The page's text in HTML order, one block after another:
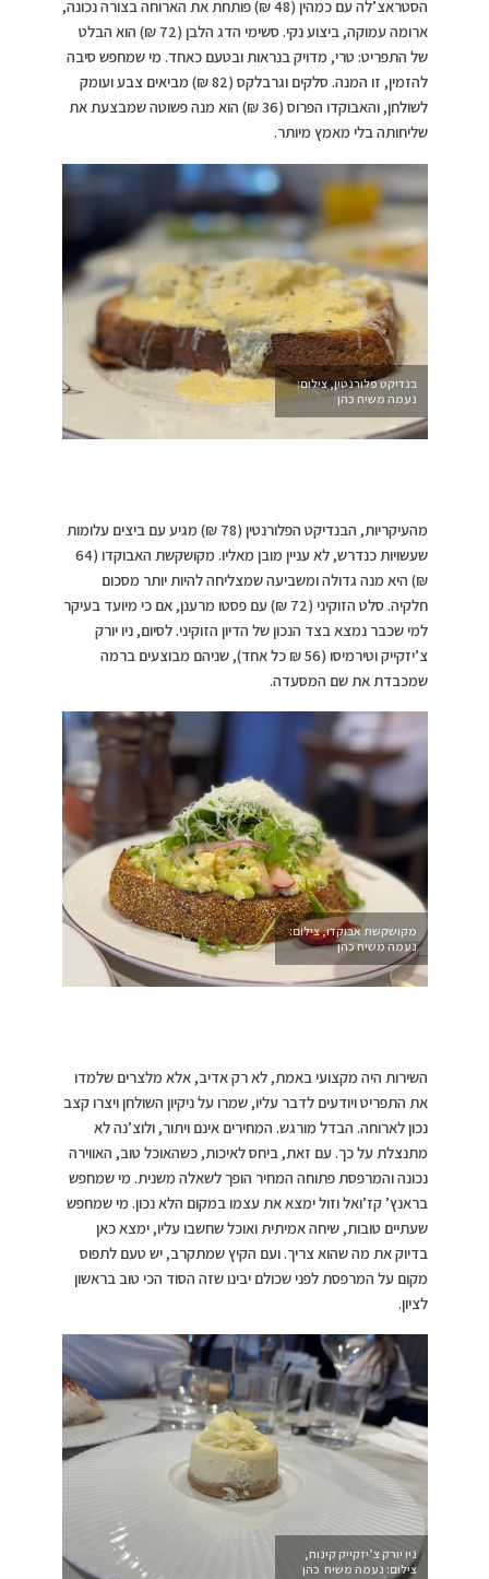
הסטראצ’לה עם כמהין (48 ₪) פותחת את הארוחה בצורה נכונה,
ארומה עמוקה, ביצוע נקי. סשימי הדג הלבן (72 ₪) הוא הבלט
של התפריט: טרי, מדויק בנראות ובטעם כאחד. מי שמחפש סיבה
להזמין, זו המנה. סלקים וגרבלקס (82 ₪) מביאים צבע ועומק
לשולחן, והאבוקדו הפרוס (36 ₪) הוא מנה פשוטה שמבצעת את
שליחותה בלי מאמץ מיותר.
בנדיקט פלורנטין, צילום:
נעמה משיח כהן
מהעיקריות, הבנדיקט הפלורנטין (78 ₪) מגיע עם ביצים עלומות
שעשויות כנדרש, לא עניין מובן מאליו. מקושקשת האבוקדו (64
₪) היא מנה גדולה ומשביעה שמצליחה להיות יותר מסכום
חלקיה. סלט הזוקיני (72 ₪) עם פסטו מרענן, אם כי מיועד בעיקר
למי שכבר נמצא בצד הנכון של הדיון הזוקיני. לסיום, ניו יורק
צ’יזקייק וטירמיסו (56 ₪ כל אחד), שניהם מבוצעים ברמה
שמכבדת את שם המסעדה.
מקושקשת אבוקדו, צילום:
נעמה משיח כהן
השירות היה מקצועי באמת, לא רק אדיב, אלא מלצרים שלמדו
את התפריט ויודעים לדבר עליו, שמרו על ניקיון השולחן ויצרו קצב
נכון לארוחה. הבדל מורגש. המחירים אינם ויתור, ולוצ’נה לא
מתנצלת על כך. עם זאת, ביחס לאיכות, כשהאוכל טוב, האווירה
נכונה והמרפסת פתוחה המחיר הופך לשאלה משנית. מי שמחפש
בראנץ’ קז’ואל וזול ימצא את עצמו במקום הלא נכון. מי שמחפש
שעתיים טובות, שיחה אמיתית ואוכל שחשבו עליו, ימצא כאן
בדיוק את מה שהוא צריך. ועם הקיץ שמתקרב, יש טעם לתפוס
מקום על המרפסת לפני שכולם יבינו שזה הסוד הכי טוב בראשון
לציון.
ניו יורק צ’יזקייק קינוח,
צילום: נעמה משיח כהן